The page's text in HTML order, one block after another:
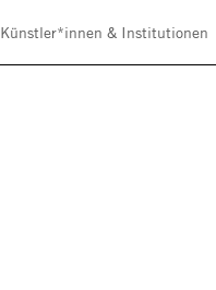
Künstler*innen & Institutionen